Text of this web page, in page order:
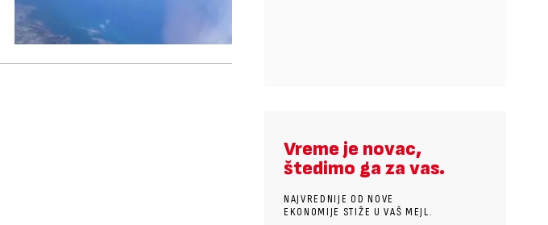
Vreme je novac,
štedimo ga za vas.
NAJVREDNIJE OD NOVE
EKONOMIJE STIŽE U VAŠ MEJL.